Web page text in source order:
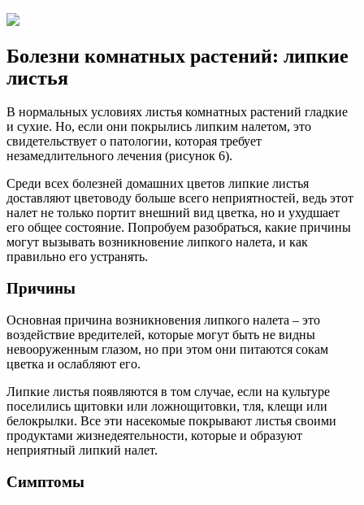
Болезни комнатных растений: липкие
листья
В нормальных условиях листья комнатных растений гладкие
и сухие. Но, если они покрылись липким налетом, это
свидетельствует о патологии, которая требует
незамедлительного лечения (рисунок 6).
Среди всех болезней домашних цветов липкие листья
доставляют цветоводу больше всего неприятностей, ведь этот
налет не только портит внешний вид цветка, но и ухудшает
его общее состояние. Попробуем разобраться, какие причины
могут вызывать возникновение липкого налета, и как
правильно его устранять.
Причины
Основная причина возникновения липкого налета – это
воздействие вредителей, которые могут быть не видны
невооруженным глазом, но при этом они питаются сокам
цветка и ослабляют его.
Липкие листья появляются в том случае, если на культуре
поселились щитовки или ложнощитовки, тля, клещи или
белокрылки. Все эти насекомые покрывают листья своими
продуктами жизнедеятельности, которые и образуют
неприятный липкий налет.
Симптомы